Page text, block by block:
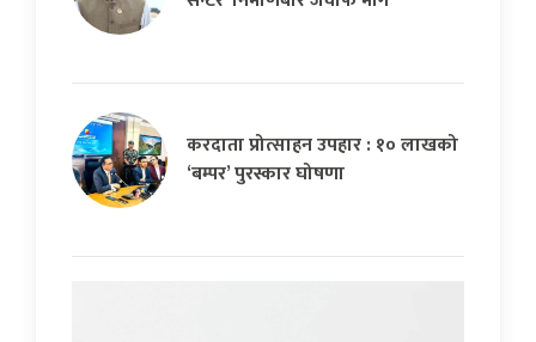
करदाता प्रोत्साहन उपहार : १० लाखको
‘बम्पर’ पुरस्कार घोषणा